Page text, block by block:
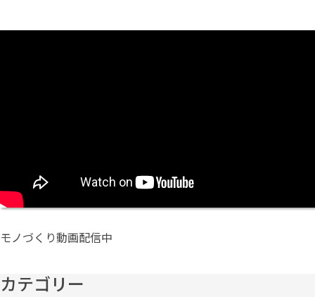
モノづくり動画配信中
カテゴリー